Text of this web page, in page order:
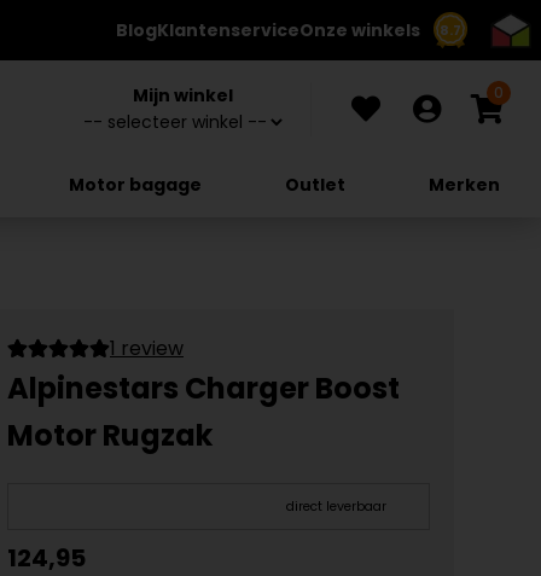
8.7
BlogKlantenserviceOnze winkels
Mijn winkel 0
Motor bagage Outlet Merken
1 review
Alpinestars Charger Boost
Motor Rugzak
direct leverbaar
124,95